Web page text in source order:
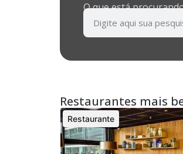
O que está
Restaurantes mais
Restaurante